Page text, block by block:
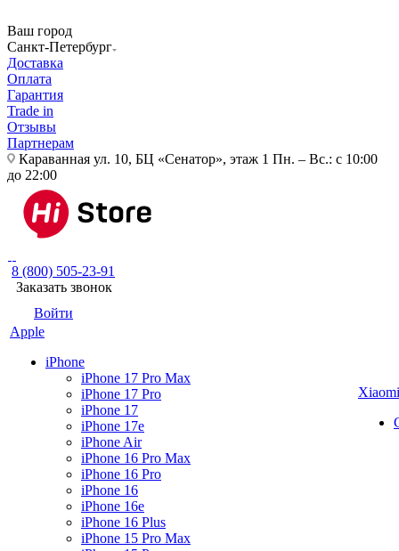
Ваш город
Санкт-Петербург
Доставка
Оплата
Гарантия
Trade in
Отзывы
Партнерам
Караванная ул. 10, БЦ «Сенатор», этаж 1 Пн. – Вс.: с 10:00
до 22:00
8 (800) 505-23-91
Заказать звонок
Войти
Apple
iPhone
iPhone 17 Pro Max
iPhone 17 Pro
iPhone 17
iPhone 17e
iPhone Air
iPhone 16 Pro Max
iPhone 16 Pro
iPhone 16
iPhone 16e
iPhone 16 Plus
iPhone 15 Pro Max
Xiaomi